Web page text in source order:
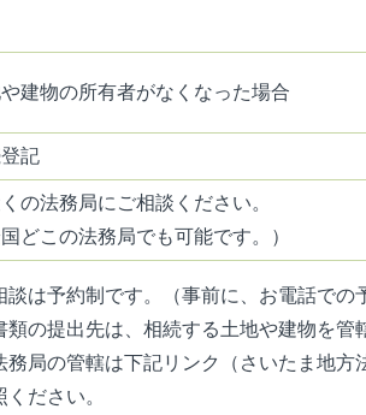
建物の所有者がなくなった場合
記
の法務局にご相談ください。
国どこの法務局でも可能です。）
談は予約制です。（事前に、お電話での
類の提出先は、相続する土地や建物を管
務局の管轄は下記リンク（さいたま地方
ください。